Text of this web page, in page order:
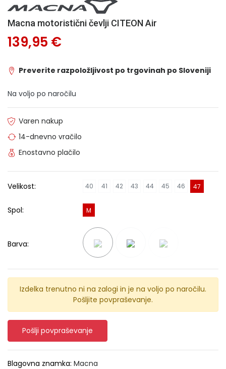
Macna motoristični čevlji CITEON Air
139,95 €
Preverite razpoložljivost po trgovinah po Sloveniji
Na voljo po naročilu
Varen nakup
14-dnevno vračilo
Enostavno plačilo
Velikost: 40 41 42 43 44 45 46 47
Spol: M
Barva:
Izdelka trenutno ni na zalogi in je na voljo po naročilu.
Pošljite povpraševanje.
Pošlji povpraševanje
Blagovna znamka: Macna